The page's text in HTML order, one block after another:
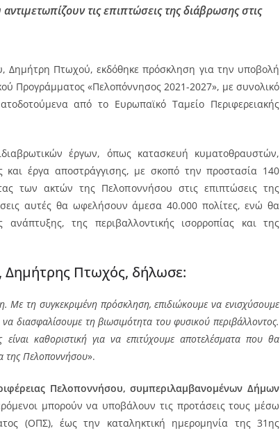
τις επιπτώσεις της διάβρωσης στις
Πτωχού, εκδόθηκε πρόσκληση για την υποβολή
Προγράμματος «Πελοπόννησος 2021-2027», με συνολικό
από το Ευρωπαϊκό Ταμείο Περιφερειακής
έργων, όπως κατασκευή κυματοθραυστών,
έργα αποστράγγισης, με σκοπό την προστασία 140
των ακτών της Πελοποννήσου στις επιπτώσεις της
αυτές θα ωφελήσουν άμεσα 40.000 πολίτες, ενώ θα
της περιβαλλοντικής ισορροπίας και της
Δημήτρης Πτωχός, δήλωσε:
τη συγκεκριμένη πρόσκληση, επιδιώκουμε να ενισχύσουμε
διασφαλίσουμε τη βιωσιμότητα του φυσικού περιβάλλοντος.
καθοριστική για να επιτύχουμε αποτελέσματα που θα
της Πελοποννήσου».
Πελοποννήσου, συμπεριλαμβανομένων Δήμων
μπορούν να υποβάλουν τις προτάσεις τους μέσω
(ΟΠΣ), έως την καταληκτική ημερομηνία της 31ης